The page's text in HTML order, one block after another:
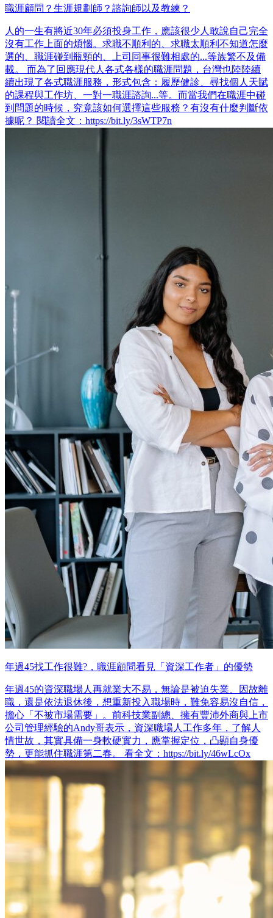
職涯顧問？生涯規劃師？諮詢師以及教練？
人的一生有將近30年必須投身工作，應該很少人敢說自己完全
沒有工作上面的煩惱。求職不順利的、求職太順利不知道怎麼
選的、職涯碰到瓶頸的、上司同事很難相處的...等族繁不及備
載。 而為了回應現代人各式各樣的職涯問題，台灣也陸陸續
續出現了各式職涯服務，形式包含：履歷健診、尋找個人天賦
的課程與工作坊、一對一職涯諮詢...等。而當我們在職涯中碰
到問題的時候，究竟該如何選擇這些服務？有沒有什麼判斷依
據呢？ 閱讀全文：https://bit.ly/3sWTP7n
年過45找工作很難?，職涯顧問看見「資深工作者」的優勢
年過45的資深職場人再就業大不易，無論是被迫失業、因故離
職，還是依法退休後，想重新投入職場時，難免容易沒自信，
擔心「不被市場需要」。前科技業副總、擁有豐沛外商與上市
公司管理經驗的Andy哥表示，資深職場人工作多年，了解人
情世故，其實具備一身軟硬實力，應掌握定位，凸顯自身優
勢，更能抓住職涯第二春。 看全文：https://bit.ly/46wLcOx